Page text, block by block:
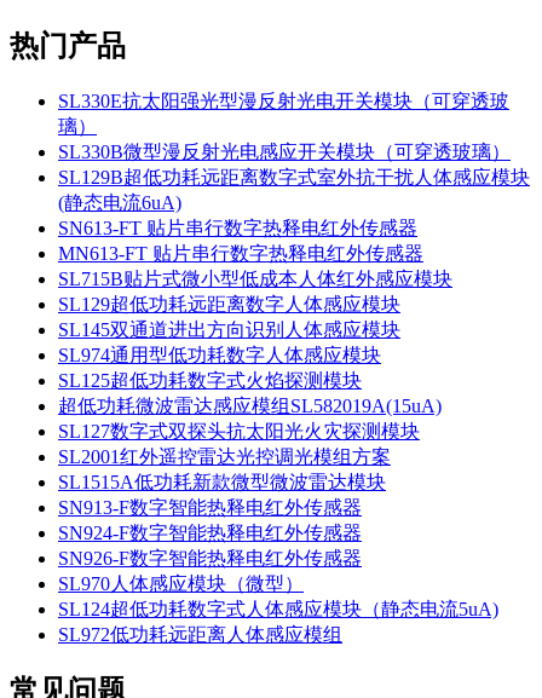
热门产品
SL330E抗太阳强光型漫反射光电开关模块（可穿透玻
璃）
SL330B微型漫反射光电感应开关模块（可穿透玻璃）
SL129B超低功耗远距离数字式室外抗干扰人体感应模块
(静态电流6uA)
SN613-FT 贴片串行数字热释电红外传感器
MN613-FT 贴片串行数字热释电红外传感器
SL715B贴片式微小型低成本人体红外感应模块
SL129超低功耗远距离数字人体感应模块
SL145双通道进出方向识别人体感应模块
SL974通用型低功耗数字人体感应模块
SL125超低功耗数字式火焰探测模块
超低功耗微波雷达感应模组SL582019A(15uA)
SL127数字式双探头抗太阳光火灾探测模块
SL2001红外遥控雷达光控调光模组方案
SL1515A低功耗新款微型微波雷达模块
SN913-F数字智能热释电红外传感器
SN924-F数字智能热释电红外传感器
SN926-F数字智能热释电红外传感器
SL970人体感应模块（微型）
SL124超低功耗数字式人体感应模块（静态电流5uA)
SL972低功耗远距离人体感应模组
常见问题